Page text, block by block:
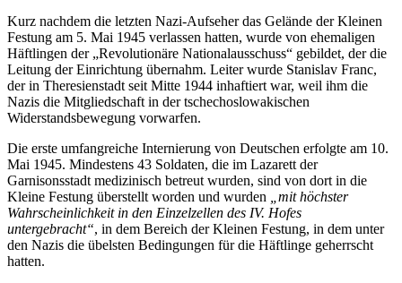
Kurz nachdem die letzten Nazi-Aufseher das Gelände der Kleinen
Festung am 5. Mai 1945 verlassen hatten, wurde von ehemaligen
Häftlingen der Revolutionäre Nationalausschuss
gebildet, der die
Leitung der Einrichtung übernahm. Leiter wurde Stanislav Franc,
der in Theresienstadt seit Mitte 1944 inhaftiert war, weil ihm die
Nazis die Mitgliedschaft in der tschechoslowakischen
Widerstandsbewegung vorwarfen.
Die erste umfangreiche Internierung von Deutschen erfolgte am 10.
Mai 1945. Mindestens 43 Soldaten, die im Lazarett der
Garnisonsstadt medizinisch betreut wurden, sind von dort in die
Kleine Festung überstellt worden und wurden
mit höchster
Wahrscheinlichkeit in den Einzelzellen des IV. Hofes
untergebracht , in dem Bereich der Kleinen Festung, in dem unter
den Nazis die übelsten Bedingungen für die Häftlinge geherrscht
hatten.